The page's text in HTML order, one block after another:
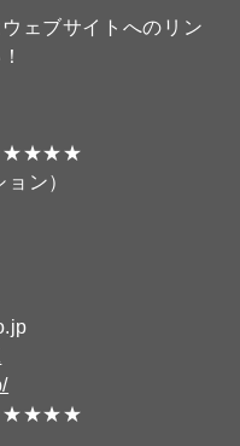
ェブサイトへのリン
ン）